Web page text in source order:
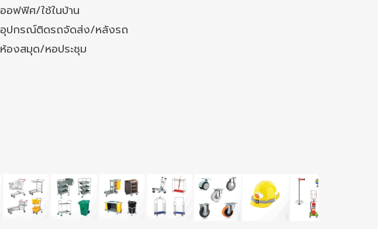
ออฟฟิศ/ใช้ในบ้าน
อุปกรณ์ติดรถจัดส่ง/หลังรถ
ห้องสมุด/หอประชุม